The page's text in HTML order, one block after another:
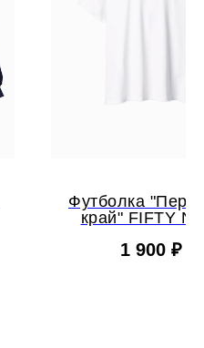
Футболка
край" FIFTY
1 900 ₽